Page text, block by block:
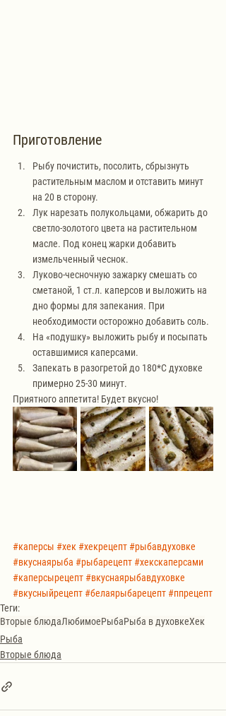
Приготовление
Рыбу почистить, посолить, сбрызнуть
растительным маслом и отставить минут
на 20 в сторону.
Лук нарезать полукольцами, обжарить до
светло-золотого цвета на растительном
масле. Под конец жарки добавить
измельченный чеснок.
Луково-чесночную зажарку смешать со
сметаной, 1 ст.л. каперсов и выложить на
дно формы для запекания. При
необходимости осторожно добавить соль.
На «подушку» выложить рыбу и посыпать
оставшимися каперсами.
Запекать в разогретой до 180*С духовке
примерно 25-30 минут.
Приятного аппетита! Будет вкусно!
#каперсы #хек#хекрецепт#рыбавдуховке
#вкуснаярыба #рыбарецепт#хекскаперсами
#каперсырецепт#вкуснаярыбавдуховке
#вкусныйрецепт#белаярыбарецепт#ппрецепт
Теги:
Вторые блюдаЛюбимоеРыбаРыба в духовкеХек
Рыба
Вторые блюда